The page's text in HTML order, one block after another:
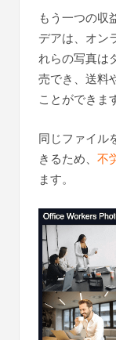
もう一つの収
デアは、オン
れらの写真は
売でき、送料
ことができま
同じファイル
きるため、 不
ます。